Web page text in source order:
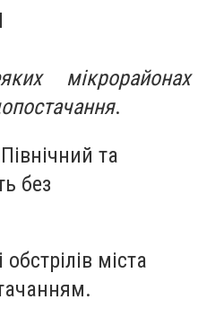
мікрорайонах
.
та
без
міста